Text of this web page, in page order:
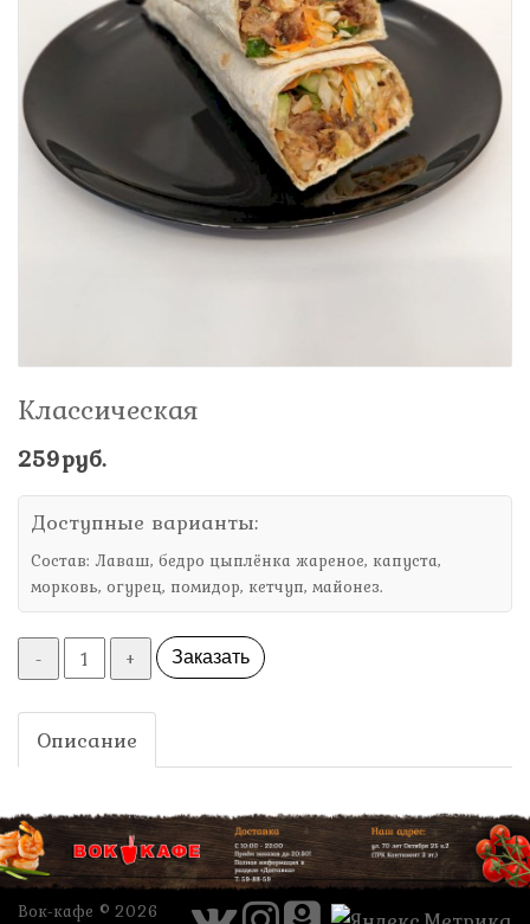
Классическая
259руб.
Доступные варианты:
Состав: Лаваш, бедро цыплёнка жареное, капуста,
морковь, огурец, помидор, кетчуп, майонез.
- + Заказать
Описание
Вок-кафе © 2026